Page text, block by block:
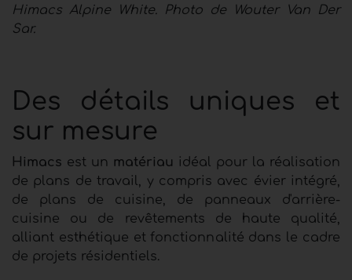
Himacs Alpine White. Photo de Wouter Van Der
Sar.
Des détails uniques et
sur mesure
Himacs est un matériau idéal pour la réalisation
de plans de travail, y compris avec évier intégré,
de plans de cuisine, de panneaux d'arrière-
cuisine ou de revêtements de haute qualité,
alliant esthétique et fonctionnalité dans le cadre
de projets résidentiels.